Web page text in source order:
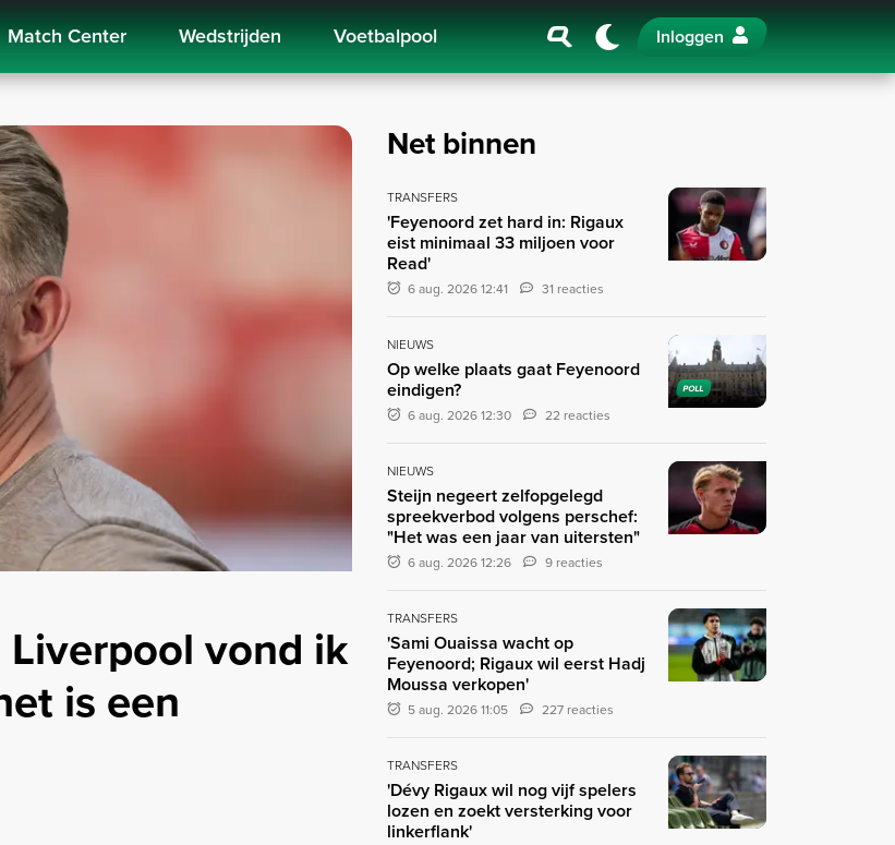
Match Center Wedstrijden Voetbalpool Inloggen
vond ik
is een
Net binnen
TRANSFERS
'Feyenoord zet hard in: Rigaux
eist minimaal 33 miljoen voor
Read'
6 aug. 2026 12:41 31 reacties
POLL
NIEUWS
Op welke plaats gaat Feyenoord
eindigen?
6 aug. 2026 12:30 22 reacties
NIEUWS
Steijn negeert zelfopgelegd
spreekverbod volgens perschef:
"Het was een jaar van uitersten"
6 aug. 2026 12:26 9 reacties
TRANSFERS
'Sami Ouaissa wacht op
Feyenoord; Rigaux wil eerst Hadj
Moussa verkopen'
5 aug. 2026 11:05 227 reacties
TRANSFERS
'Dévy Rigaux wil nog vijf spelers
lozen en zoekt versterking voor
linkerflank'